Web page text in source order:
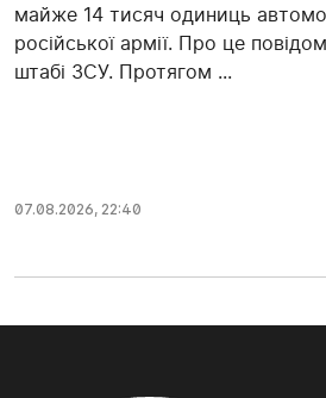
майже 14 тисяч одиниць
російської армії. Про це
штабі ЗСУ. Протягом ...
07.08.2026, 22:40